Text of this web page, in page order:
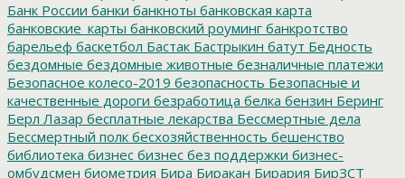
Банк России банки банкноты банковская карта
банковские_карты банковский роуминг банкротство
барельеф баскетбол Бастак Бастрыкин батут Бедность
бездомные бездомные животные безналичные платежи
Безопасное колесо-2019 безопасность Безопасные и
качественные дороги безработица белка бензин Беринг
Берл Лазар бесплатные лекарства Бессмертные дела
Бессмертный полк бесхозяйственность бешенство
библиотека бизнес бизнес без поддержки бизнес-
омбудсмен биометрия Бира Биракан Бирария БирЗСТ